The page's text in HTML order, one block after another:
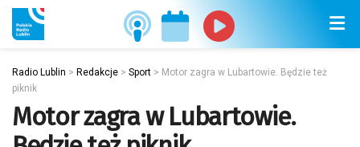
Radio Lublin > Redakcje > Sport > Motor zagra w Lubartowie. Będzie też
piknik
Motor zagra w Lubartowie.